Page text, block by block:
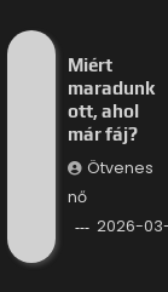
Miért
maradunk
ott, ahol
már fáj?
Ötvenes
nő
2026-